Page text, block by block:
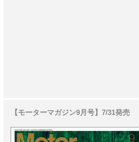
【モーターマガジン9月号】7/31発売